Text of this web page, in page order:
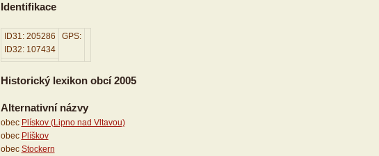
Identifikace
ID31: 205286
ID32: 107434
GPS:
Historický lexikon obcí 2005
Alternativní názvy
obec Plískov (Lipno nad Vltavou)
obec Plíškov
obec Stockern